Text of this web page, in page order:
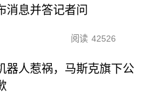
消息并答记者问
阅读 42526
器人惹祸，马斯克旗下公